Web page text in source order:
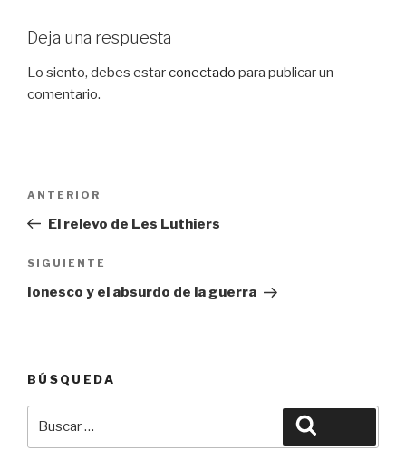
Deja una respuesta
Lo siento, debes estarconectado para publicar un
comentario.
entradas
Entrada
anterior:
ANTERIOR
El relevo de Les Luthiers
Siguiente
entrada
SIGUIENTE
Ionesco y el absurdo de la guerra
BÚSQUEDA